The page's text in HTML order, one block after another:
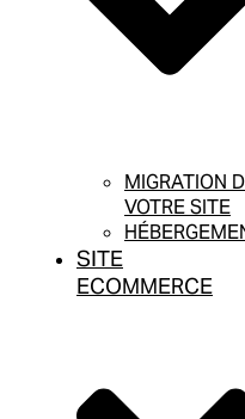
MIGRATION
VOTRE SITE
SITE
ECOMMERCE